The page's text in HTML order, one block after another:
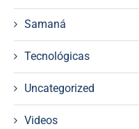
Samaná
Tecnológicas
Uncategorized
Videos